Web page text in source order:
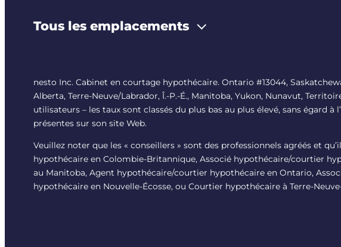
Tous les emplacements
nesto Inc. Cabinet en courtage hypothécaire. Ontario #13044,
Alberta, Terre-Neuve/Labrador, Î.-P.-É., Manitoba, Yukon, Nunavut,
utilisateurs – les taux sont classés du plus bas au plus élevé, sans égard
présentes sur son site Web.
Veuillez noter que les « conseillers » sont des professionnels agréés et
hypothécaire en Colombie-Britannique, Associé hypothécaire/courtier
au Manitoba, Agent hypothécaire/courtier hypothécaire en Ontario,
hypothécaire en Nouvelle-Écosse, ou Courtier hypothécaire à Terre-